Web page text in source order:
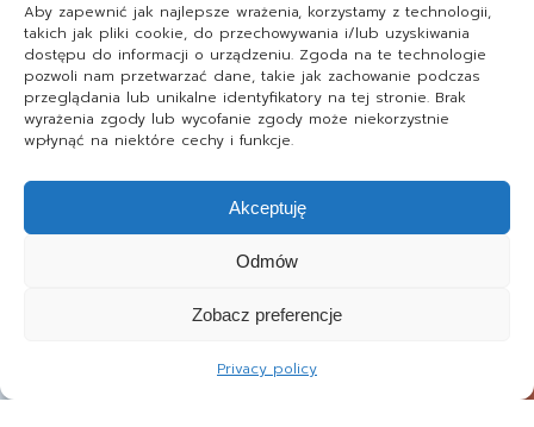
Aby zapewnić jak najlepsze wrażenia, korzystamy z technologii,
takich jak pliki cookie, do przechowywania i/lub uzyskiwania
dostępu do informacji o urządzeniu. Zgoda na te technologie
pozwoli nam przetwarzać dane, takie jak zachowanie podczas
przeglądania lub unikalne identyfikatory na tej stronie. Brak
wyrażenia zgody lub wycofanie zgody może niekorzystnie
wpłynąć na niektóre cechy i funkcje.
Akceptuję
Odmów
Zobacz preferencje
Privacy policy